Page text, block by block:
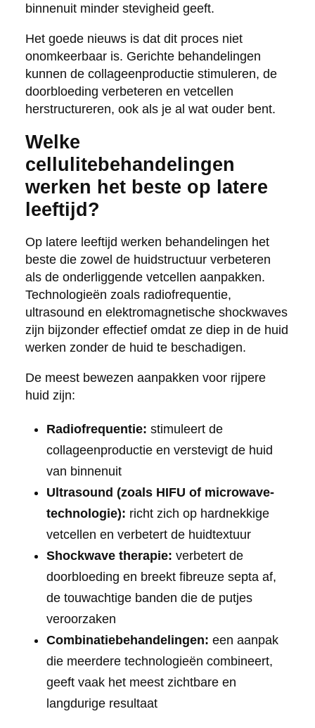
binnenuit minder stevigheid geeft.
Het goede nieuws is dat dit proces niet
onomkeerbaar is. Gerichte behandelingen
kunnen de collageenproductie stimuleren, de
doorbloeding verbeteren en vetcellen
herstructureren, ook als je al wat ouder bent.
Welke
cellulitebehandelingen
werken het beste op latere
leeftijd?
Op latere leeftijd werken behandelingen het
beste die zowel de huidstructuur verbeteren
als de onderliggende vetcellen aanpakken.
Technologieën zoals radiofrequentie,
ultrasound en elektromagnetische shockwaves
zijn bijzonder effectief omdat ze diep in de huid
werken zonder de huid te beschadigen.
De meest bewezen aanpakken voor rijpere
huid zijn:
Radiofrequentie: stimuleert de
collageenproductie en verstevigt de huid
van binnenuit
Ultrasound (zoals HIFU of microwave-
technologie): richt zich op hardnekkige
vetcellen en verbetert de huidtextuur
Shockwave therapie: verbetert de
doorbloeding en breekt fibreuze septa af,
de touwachtige banden die de putjes
veroorzaken
Combinatiebehandelingen: een aanpak
die meerdere technologieën combineert,
geeft vaak het meest zichtbare en
langdurige resultaat